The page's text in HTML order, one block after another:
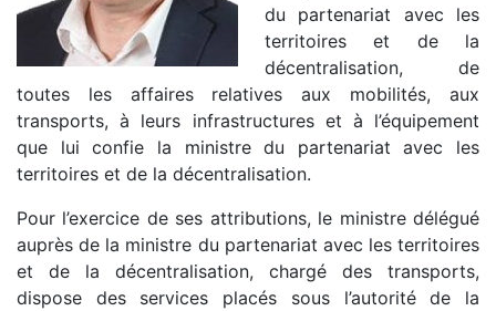
du partenariat avec les
territoires et de la
décentralisation, de
toutes les affaires relatives aux mobilités, aux
transports, à leurs infrastructures et à l’équipement
que lui confie la ministre du partenariat avec les
territoires et de la décentralisation.
Pour l’exercice de ses attributions, le ministre délégué
auprès de la ministre du partenariat avec les territoires
et de la décentralisation, chargé des transports,
dispose des services placés sous l’autorité de la